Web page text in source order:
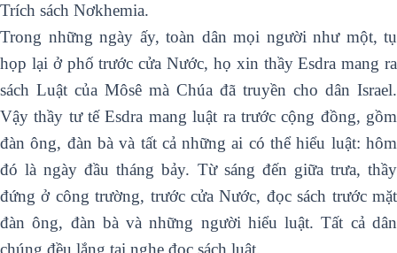
Trích sách Nơkhemia.
Trong những ngày ấy, toàn dân mọi người như một, tụ
họp lại ở phố trước cửa Nước, họ xin thầy Esdra mang ra
sách Luật của Môsê mà Chúa đã truyền cho dân Israel.
Vậy thầy tư tế Esdra mang luật ra trước cộng đồng, gồm
đàn ông, đàn bà và tất cả những ai có thể hiểu luật: hôm
đó là ngày đầu tháng bảy. Từ sáng đến giữa trưa, thầy
đứng ở công trường, trước cửa Nước, đọc sách trước mặt
đàn ông, đàn bà và những người hiểu luật. Tất cả dân
chúng đều lắng tai nghe đọc sách luật.